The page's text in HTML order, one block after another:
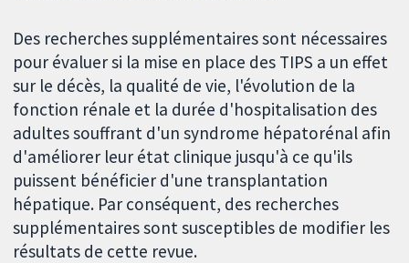
Des recherches supplémentaires sont nécessaires
pour évaluer si la mise en place des TIPS a un effet
sur le décès, la qualité de vie, l'évolution de la
fonction rénale et la durée d'hospitalisation des
adultes souffrant d'un syndrome hépatorénal afin
d'améliorer leur état clinique jusqu'à ce qu'ils
puissent bénéficier d'une transplantation
hépatique. Par conséquent, des recherches
supplémentaires sont susceptibles de modifier les
résultats de cette revue.